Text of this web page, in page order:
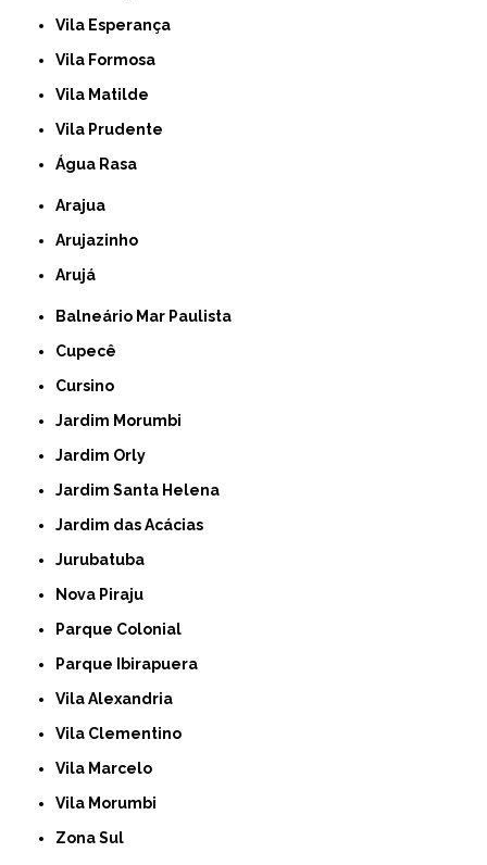
Vila Esperança
Vila Formosa
Vila Matilde
Vila Prudente
Água Rasa
Arajua
Arujazinho
Arujá
Balneário Mar Paulista
Cupecê
Cursino
Jardim Morumbi
Jardim Orly
Jardim Santa Helena
Jardim das Acácias
Jurubatuba
Nova Piraju
Parque Colonial
Parque Ibirapuera
Vila Alexandria
Vila Clementino
Vila Marcelo
Vila Morumbi
Zona Sul